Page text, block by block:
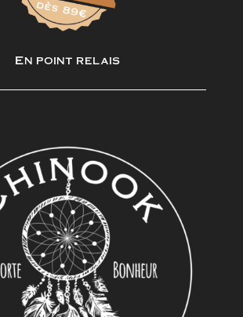
En point relais